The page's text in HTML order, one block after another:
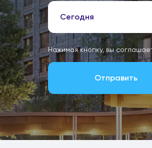
Сегодня
Нажимая кнопку, вы
Отправить